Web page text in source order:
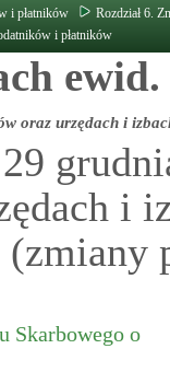
i płatników
Rozdział 6.
i płatników
oraz urzędach i
i
(zmiany
Skarbowego o